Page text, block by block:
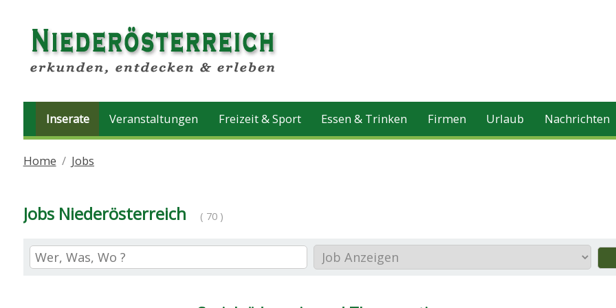
Inserate Veranstaltungen Freizeit & Sport Essen & Trinken Firmen Urlaub Nachrichten
Home Jobs
Jobs Niederösterreich ( 70 )